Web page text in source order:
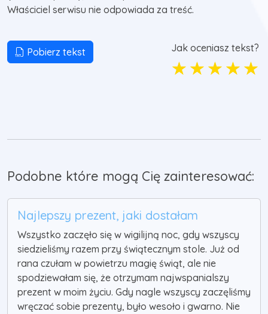
Właściciel serwisu nie odpowiada za treść.
Pobierz tekst Jak oceniasz tekst?
☆
☆
☆
☆
☆
Podobne które mogą Cię zainteresować:
Najlepszy prezent, jaki dostałam
Wszystko zaczęło się w wigilijną noc, gdy wszyscy
siedzieliśmy razem przy świątecznym stole. Już od
rana czułam w powietrzu magię świąt, ale nie
spodziewałam się, że otrzymam najwspanialszy
prezent w moim życiu. Gdy nagle wszyscy zaczęliśmy
wręczać sobie prezenty, było wesoło i gwarno. Nie